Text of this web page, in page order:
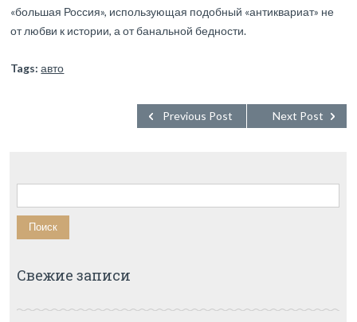
«большая Россия», использующая подобный «антиквариат» не
от любви к истории, а от банальной бедности.
Tags: авто
Next Post
Previous Post
Найти:
Свежие записи